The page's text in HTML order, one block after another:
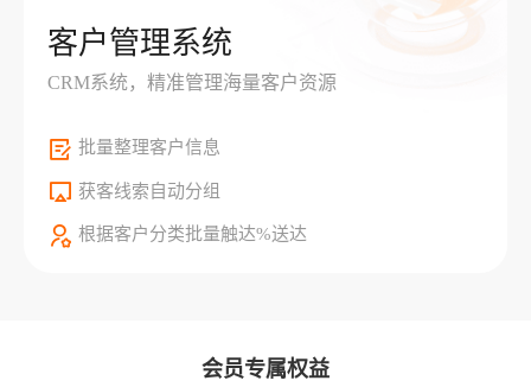
客户管理系统
CRM系统，精准管理海量客户资源
批量整理客户信息
获客线索自动分组
根据客户分类批量触达%送达
会员专属权益